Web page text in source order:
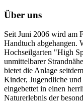
Über uns
Seit Juni 2006 wird am
Handtuch abgehangen.
Hochseilgarten "High
unmittelbarer
bietet die Anlage
Kinder, Jugendliche
eingebettet in einen
Naturerlebnis der